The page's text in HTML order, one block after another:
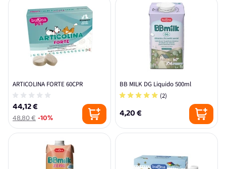
ARTICOLINA FORTE 60CPR
44,12 €
48,80 €-10%
BB MILK DG Liquido 500ml
(2)
4,20 €